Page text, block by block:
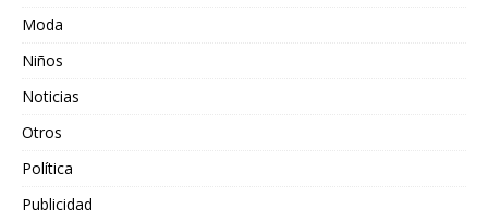
Moda
Niños
Noticias
Otros
Política
Publicidad